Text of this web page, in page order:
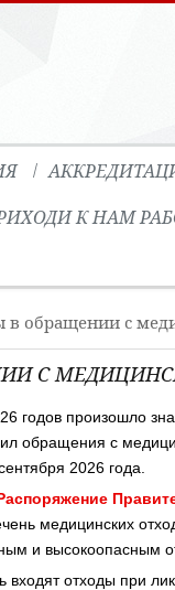
К НАМ
в обращении с
С
годов произошло
обращения с
2026 года.
медицинских
и высокоопасным
отходы при